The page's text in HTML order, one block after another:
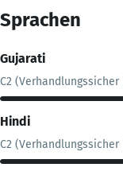
Sprachen
Gujarati
C2
Hindi
C2